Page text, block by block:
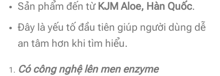
Sản phẩm đến từ KJM Aloe, Hàn Quốc.
Đây là yếu tố đầu tiên giúp người dùng dễ
an tâm hơn khi tìm hiểu.
Có công nghệ lên men enzyme